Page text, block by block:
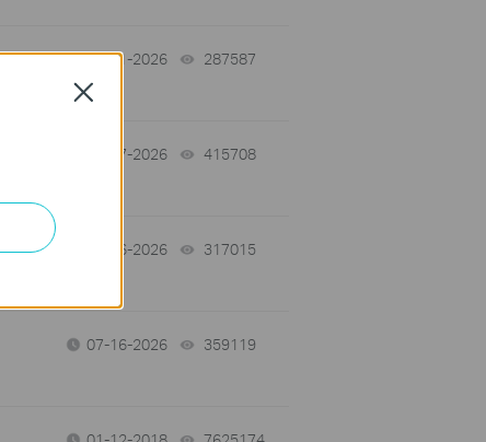
07-31-2026 287587
07-17-2026 415708
07-16-2026 317015
07-16-2026 359119
Close